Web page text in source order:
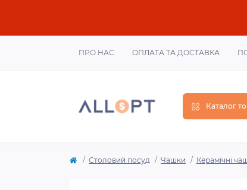
ПРО НАС ОПЛАТА ТА ДОСТАВКА
Каталог
Столовий посуд Чашки Керамічні